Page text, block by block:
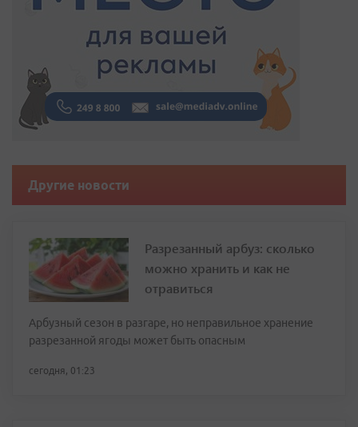
Другие новости
Разрезанный арбуз: сколько
можно хранить и как не
отравиться
Арбузный сезон в разгаре, но неправильное хранение
разрезанной ягоды может быть опасным
сегодня, 01:23